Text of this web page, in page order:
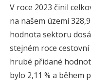
V roce 2023 činil
na našem území
hodnota sektoru
stejném roce
hrubé přidané
bylo 2,11 % a během